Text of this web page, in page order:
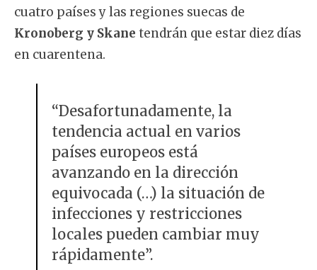
cuatro países y las regiones suecas de
Kronoberg y Skane tendrán que estar diez días
en cuarentena.
“Desafortunadamente, la
tendencia actual en varios
países europeos está
avanzando en la dirección
equivocada (…) la situación de
infecciones y restricciones
locales pueden cambiar muy
rápidamente”.